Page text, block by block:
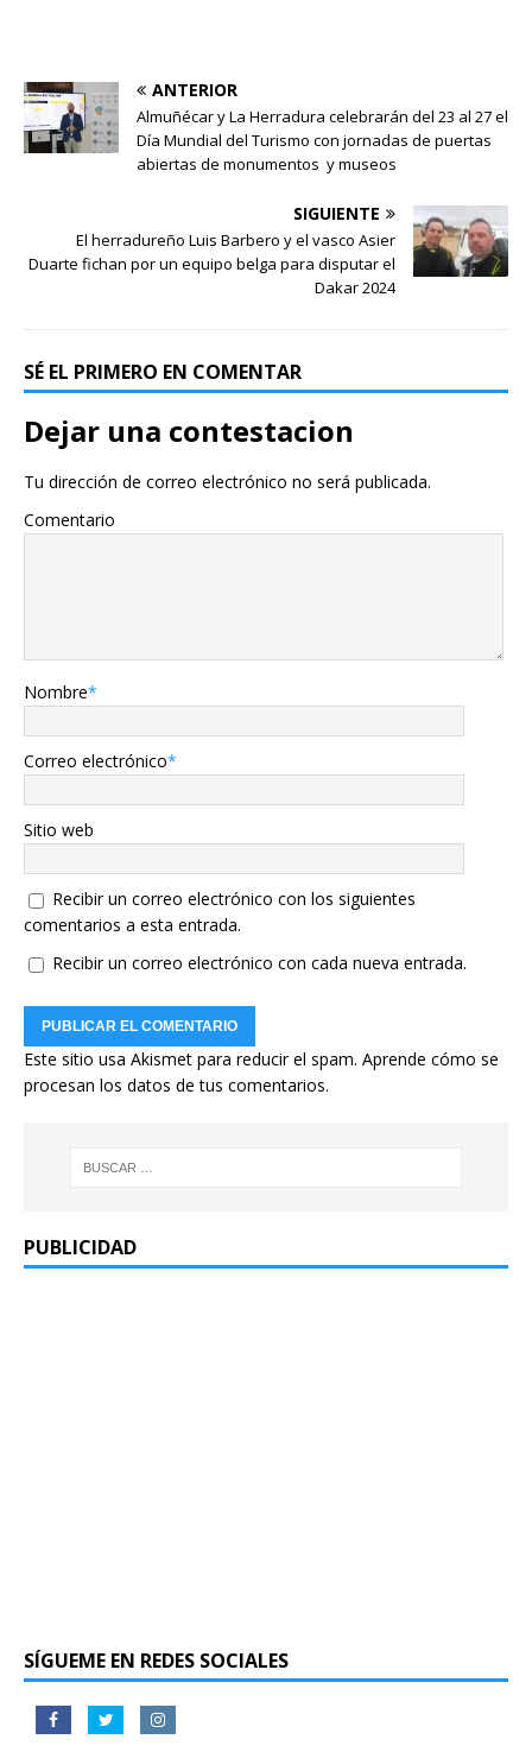
ANTERIOR
Almuñécar y La Herradura celebrarán del 23 al 27 el
Día Mundial del Turismo con jornadas de puertas
abiertas de monumentos y museos
SIGUIENTE
El herradureño Luis Barbero y el vasco Asier
Duarte fichan por un equipo belga para disputar el
Dakar 2024
SÉ EL PRIMERO EN COMENTAR
Dejar una contestacion
Tu dirección de correo electrónico no será publicada.
Comentario
Nombre*
Correo electrónico*
Sitio web
Recibir un correo electrónico con los siguientes
comentarios a esta entrada.
Recibir un correo electrónico con cada nueva entrada.
Este sitio usa Akismet para reducir el spam. Aprende cómo se
procesan los datos de tus comentarios.
PUBLICIDAD
SÍGUEME EN REDES SOCIALES